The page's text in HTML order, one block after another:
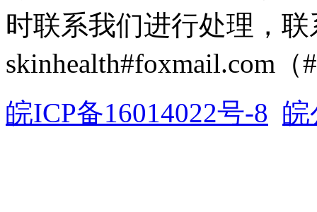
时联系我们进行处理，
skinhealth#foxmail.com（
皖ICP备16014022号-8 皖